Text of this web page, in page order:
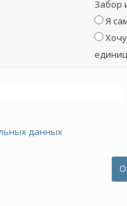
Забор
Я
данных